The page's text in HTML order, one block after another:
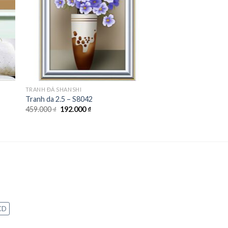
TRANH ĐÁ SHANSHI
Tranh da 2.5 – S8042
459.000₫ Giá
192.000₫Giá